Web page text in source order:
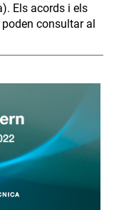
Els acords i els
consultar al